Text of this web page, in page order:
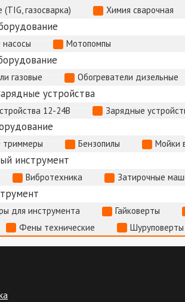
газосварка)
Химия сварочная
Мотопомпы
газовые Обогреватели дизельные
устройства
12-24В Зарядные
триммеры Бензопилы Мойки
инструмент
Вибротехника Затирочные
для инструмента
Гайковерты
Фены технические